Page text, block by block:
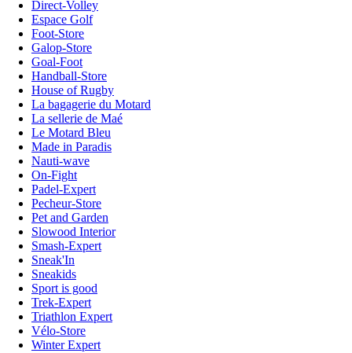
Direct-Volley
Espace Golf
Foot-Store
Galop-Store
Goal-Foot
Handball-Store
House of Rugby
La bagagerie du Motard
La sellerie de Maé
Le Motard Bleu
Made in Paradis
Nauti-wave
On-Fight
Padel-Expert
Pecheur-Store
Pet and Garden
Slowood Interior
Smash-Expert
Sneak'In
Sneakids
Sport is good
Trek-Expert
Triathlon Expert
Vélo-Store
Winter Expert